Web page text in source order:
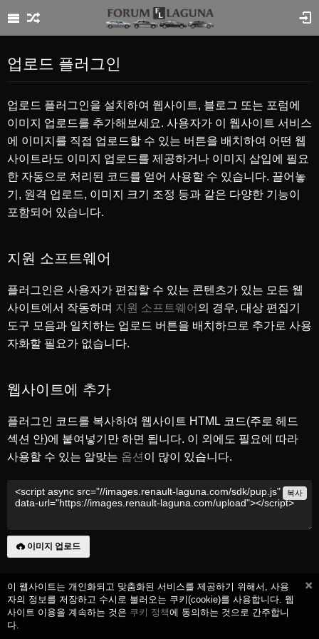
업로드 플러그인
업로드 플러그인을 설치하여 웹사이트, 블로그 또는 포럼에
이미지 업로드를 추가해보세요. 사용자가 이 웹사이트 서비스
에 이미지를 직접 업로드할 수 있는 버튼을 배치하여 어떤 웹
사이트라도 이미지 업로드를 제공하거나 이미지 삽입에 필요
한 자동으로 처리된 코드를 얻어 사용할 수 있습니다. 끌어놓
기, 원격 업로드, 이미지 크기 조정 등과 같은 다양한 기능이
포함되어 있습니다.
지원 소프트웨어
플러그인은 사용자가 편집할 수 있는 콘텐츠가 있는 모든 웹
사이트에서 작동하며 지원 소프트웨어 의 경우, 대상 편집기
도구 모음과 일치하는 업로드 버튼을 배치하므로 추가로 사용
자화할 필요가 없습니다.
웹사이트에 추가
플러그인 코드를 복사하여 웹사이트 HTML 코드(주로 헤드
섹션 안)에 붙여넣기만 하면 됩니다. 이 외에도 필요에 따라
사용할 수 있는 알맞는 옵션 이 많이 있습니다.
복사
이미지 업로드
이 웹사이트는 개인화되고 맞춤화된 서비스를 제공하기 위해서, 사용
자의 정보를 저장하고 수시로 불러오는 쿠키(cookie)를 사용합니다. 웹
사이트 이용을 계속하는 것은 쿠키 정책에 동의하는 것으로 간주합니
다.